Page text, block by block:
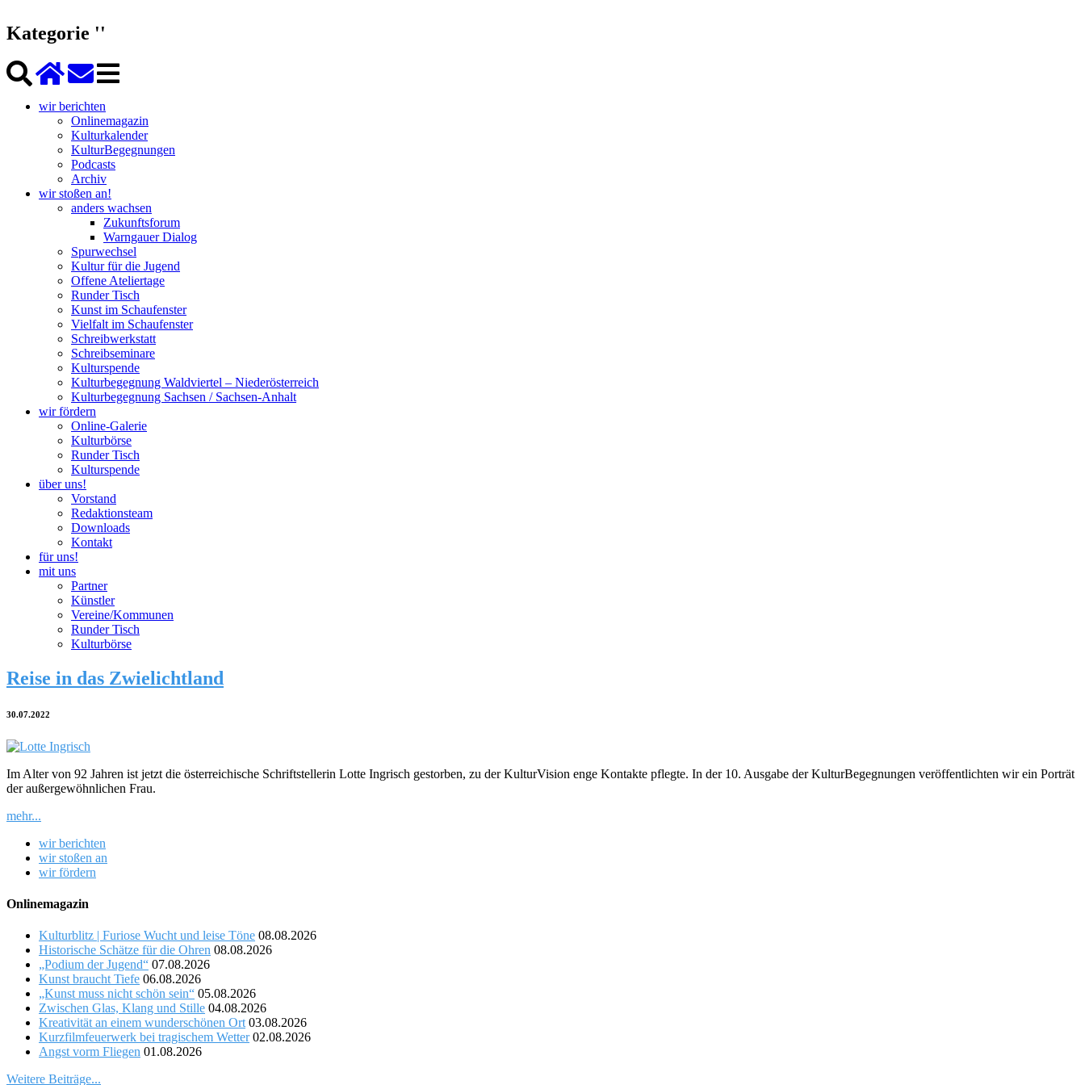
Kategorie ''
wir berichten
Onlinemagazin
Kulturkalender
KulturBegegnungen
Podcasts
Archiv
wir stoßen an!
anders wachsen
Zukunftsforum
Warngauer Dialog
Spurwechsel
Kultur für die Jugend
Offene Ateliertage
Runder Tisch
Kunst im Schaufenster
Vielfalt im Schaufenster
Schreibwerkstatt
Schreibseminare
Kulturspende
Kulturbegegnung Waldviertel – Niederösterreich
Kulturbegegnung Sachsen / Sachsen-Anhalt
wir fördern
Online-Galerie
Kulturbörse
Runder Tisch
Kulturspende
über uns!
Vorstand
Redaktionsteam
Downloads
Kontakt
für uns!
mit uns
Partner
Künstler
Vereine/Kommunen
Runder Tisch
Kulturbörse
Reise in das Zwielichtland
30.07.2022
Im Alter von 92 Jahren ist jetzt die österreichische Schriftstellerin Lotte Ingrisch gestorben, zu der KulturVision enge Kontakte pflegte. In der 10. Ausgabe der KulturBegegnungen veröffentlichten wir ein Porträt
der außergewöhnlichen Frau.
mehr...
wir berichten
wir stoßen an
wir fördern
Onlinemagazin
Kulturblitz | Furiose Wucht und leise Töne 08.08.2026
Historische Schätze für die Ohren 08.08.2026
„Podium der Jugend“ 07.08.2026
Kunst braucht Tiefe 06.08.2026
„Kunst muss nicht schön sein“ 05.08.2026
Zwischen Glas, Klang und Stille 04.08.2026
Kreativität an einem wunderschönen Ort 03.08.2026
Kurzfilmfeuerwerk bei tragischem Wetter 02.08.2026
Angst vorm Fliegen 01.08.2026
Weitere Beiträge...